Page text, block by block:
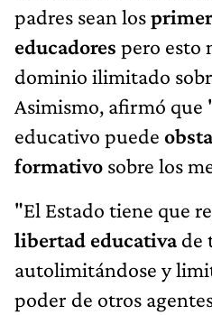
padres sean los
educadores pero esto
dominio ilimitado
Asimismo, afirmó
educativo puede
formativo sobre los
"El Estado tiene que
libertad educativade
autolimitándose y
poder de otros